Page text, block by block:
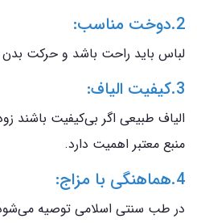
2.دوخت مناسب:
لباس باید راحت باشد و حرکت بدن
3.کیفیت الیاف:
الیاف طبیعی اگر بی‌کیفیت باشند
منبع معتبر اهمیت دارد.
4.هماهنگی با مزاج:
در طب سنتی اسلامی توصیه